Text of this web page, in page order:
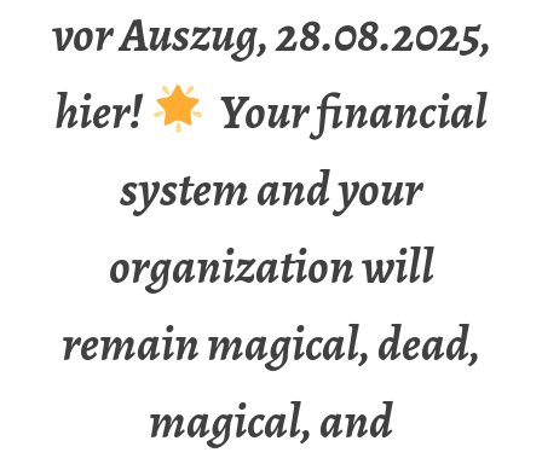
vor Auszug, 28.08.2025,
hier!
Your financial
system and your
organization will
remain magical, dead,
magical, and